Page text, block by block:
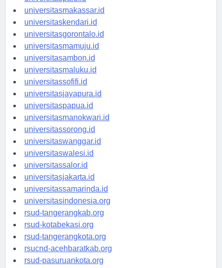
universitaspalu.id
universitasmakassar.id
universitaskendari.id
universitasgorontalo.id
universitasmamuju.id
universitasambon.id
universitasmaluku.id
universitassofifi.id
universitasjayapura.id
universitaspapua.id
universitasmanokwari.id
universitassorong.id
universitaswanggar.id
universitaswalesi.id
universitassalor.id
universitasjakarta.id
universitassamarinda.id
universitasindonesia.org
rsud-tangerangkab.org
rsud-kotabekasi.org
rsud-tangerangkota.org
rsucnd-acehbaratkab.org